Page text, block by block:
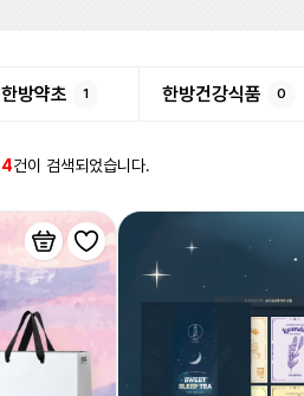
한방약초 1 한방건강식품 0
4건이 검색되었습니다.